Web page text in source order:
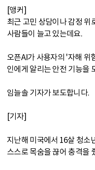
[앵커]
최근 고민 상담이나 감정
사람들이 늘고 있는데요.
오픈AI가 사용자의 '자해 위
인에게 알리는 안전 기능을
임늘솔 기자가 보도합니다.
[기자]
지난해 미국에서 16살 청소
스스로 목숨을 끊어 충격을